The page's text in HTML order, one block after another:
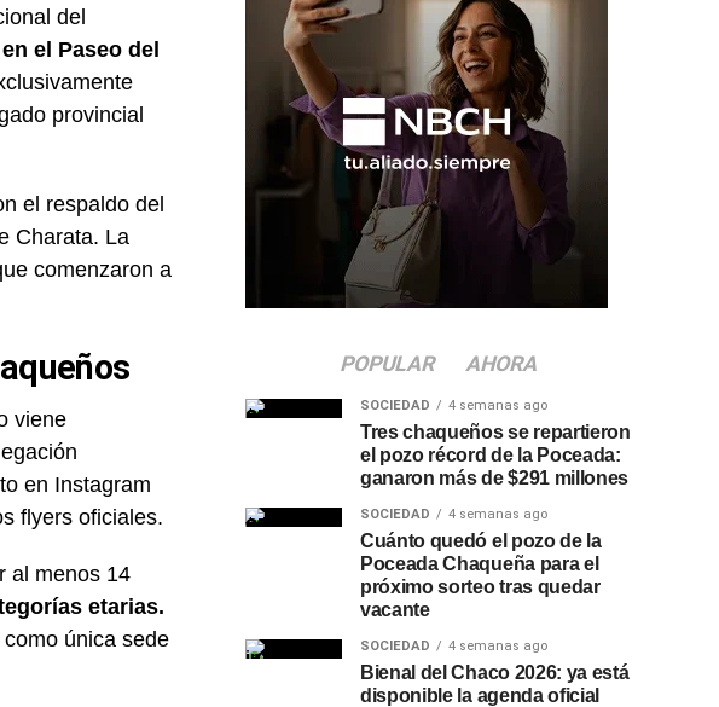
del
el Paseo del
provincial
el respaldo del
Charata. La
comenzaron a
viene
en Instagram
flyers oficiales.
al menos 14
etarias.
única sede
POPULAR AHORA
SOCIEDAD 4 semanas ago
Tres chaqueños se repartieron
el pozo récord de la Poceada:
ganaron más de $291 millones
SOCIEDAD 4 semanas ago
Cuánto quedó el pozo de la
Poceada Chaqueña para el
próximo sorteo tras quedar
vacante
SOCIEDAD 4 semanas ago
Bienal del Chaco 2026: ya está
disponible la agenda oficial